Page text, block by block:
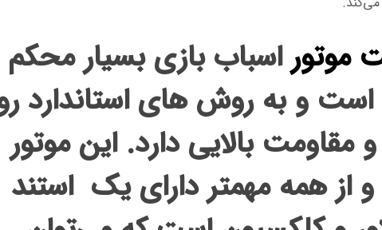
موتوراسباب بازی بسیار محکم
و به روش های استاندارد
بالایی دارد. این موتور
و از همه مهمتر دارای یک استند